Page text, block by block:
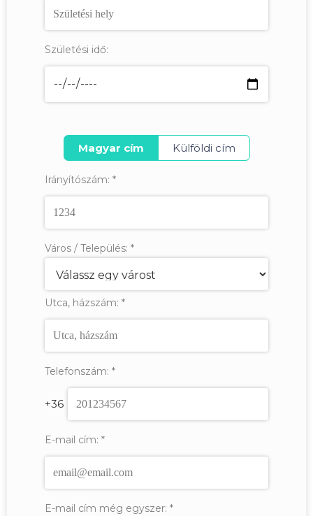
Születési idő:
Magyar cím Külföldi cím
Irányítószám: *
Város / Település: *
Utca, házszám: *
Telefonszám: *
+36
E-mail cím: *
E-mail cím még egyszer: *